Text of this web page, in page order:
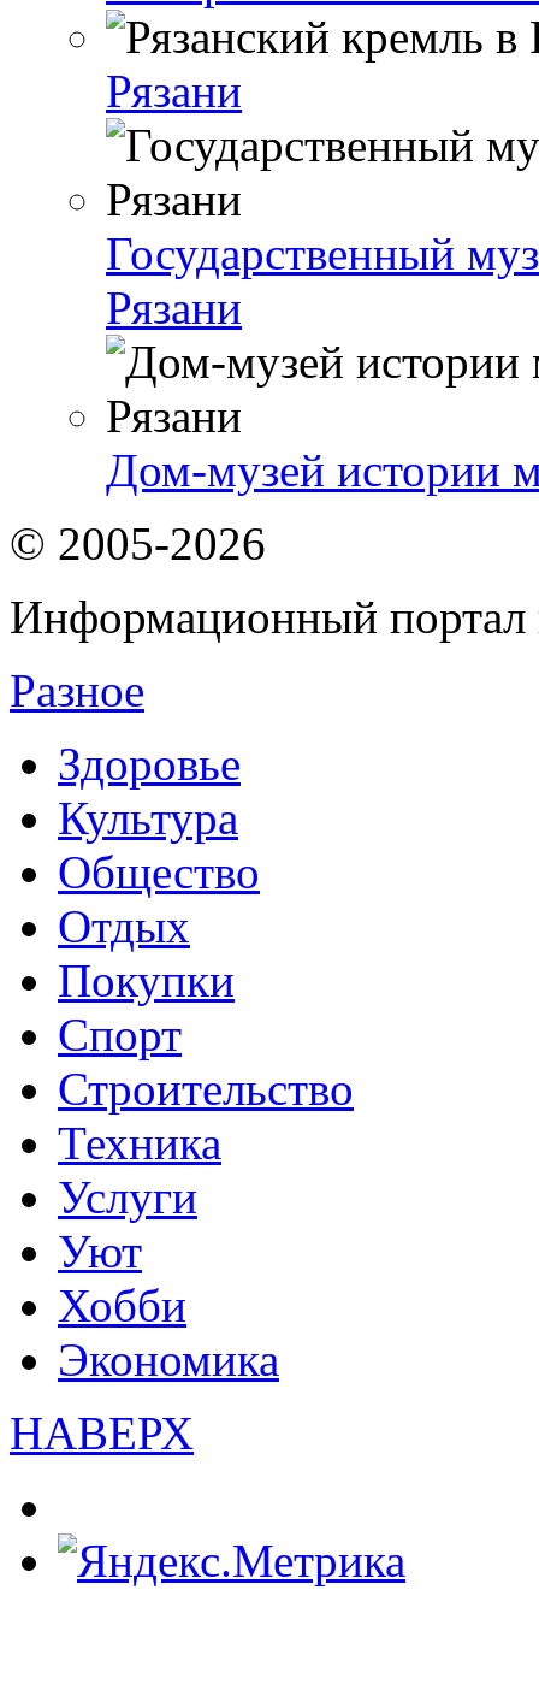
Рязани
Государственный
Рязани
Дом-музей истории
© 2005-2026
Информационный портал
Разное
Здоровье
Культура
Общество
Отдых
Покупки
Спорт
Строительство
Техника
Услуги
Уют
Хобби
Экономика
НАВЕРХ